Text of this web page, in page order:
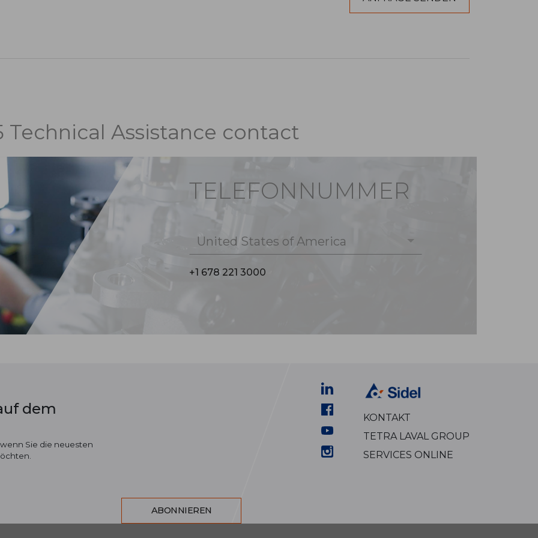
Technical Assistance contact
TELEFONNUMMER
United States of America
+1 678 221 3000
dem
Sie die neuesten
ABONNIEREN
KONTAKT
TETRA LAVAL GROUP
SERVICES ONLINE